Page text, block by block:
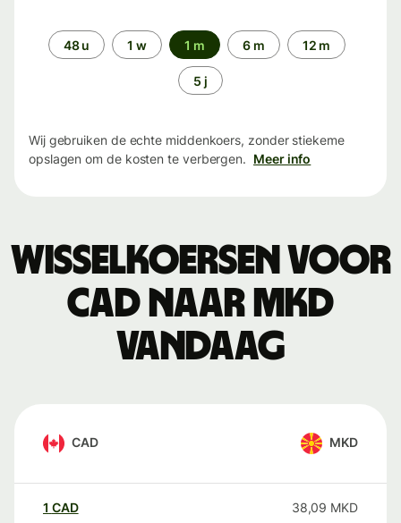
Periode48 u 1 w 1 m 6 m 12 m
5 j
Wij gebruiken de echte middenkoers, zonder stiekeme
opslagen om de kosten te verbergen. Meer info
Wisselkoersen voor
CAD naar MKD
vandaag
CAD MKD
1 CAD 38,09 MKD